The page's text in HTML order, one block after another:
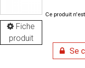
Fiche
produit
Ce produit
Se